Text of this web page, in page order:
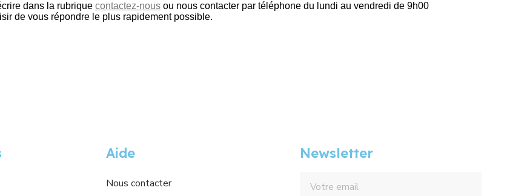
dans la rubrique contactez-nous ou nous contacter par téléphone du lundi au vendredi de 9h00
de vous répondre le plus rapidement possible.
Aide
Nous contacter
Newsletter